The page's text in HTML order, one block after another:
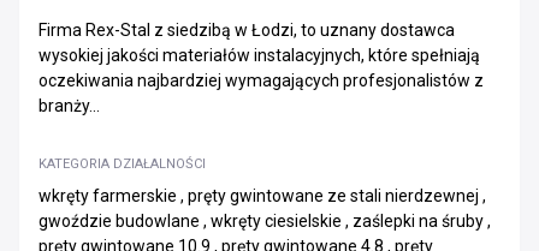
Firma Rex-Stal z siedzibą w Łodzi, to uznany dostawca
wysokiej jakości materiałów instalacyjnych, które spełniają
oczekiwania najbardziej wymagających profesjonalistów z
branży...
KATEGORIA DZIAŁALNOŚCI
wkręty farmerskie , pręty gwintowane ze stali nierdzewnej ,
gwoździe budowlane , wkręty ciesielskie , zaślepki na śruby ,
pręty gwintowane 10.9 , pręty gwintowane 4.8 , pręty